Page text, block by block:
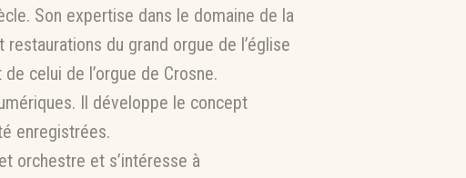
Son expertise dans le domaine de la
du grand orgue de l’église
celui de l’orgue de Crosne.
Il développe le concept
enregistrées.
orchestre et s’intéresse à